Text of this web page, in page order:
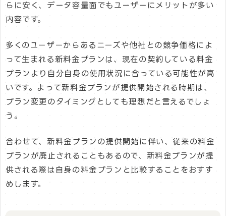
らに安く、データ容量面でもユーザーにメリットが多い
内容です。
多くのユーザーからあるニーズや他社との競争価格によ
って生まれる新料金プランは、現在の契約している料金
プランより自分自身の使用状況に合っている可能性が高
いです。よって新料金プランが提供開始される時期は、
プラン変更のタイミングとしても理想だと言えるでしょ
う。
合わせて、新料金プランの提供開始に伴い、従来の料金
プランが廃止されることもあるので、新料金プランが提
供される際は自身の料金プランと比較することをおすす
めします。